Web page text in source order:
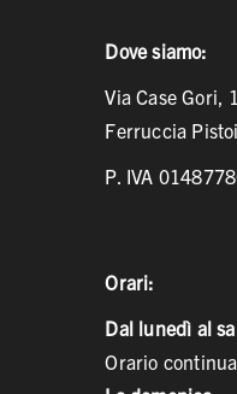
Dove siamo:
Via Case Gori,
Ferruccia
P. IVA
Orari:
Dal lunedì al
Orario